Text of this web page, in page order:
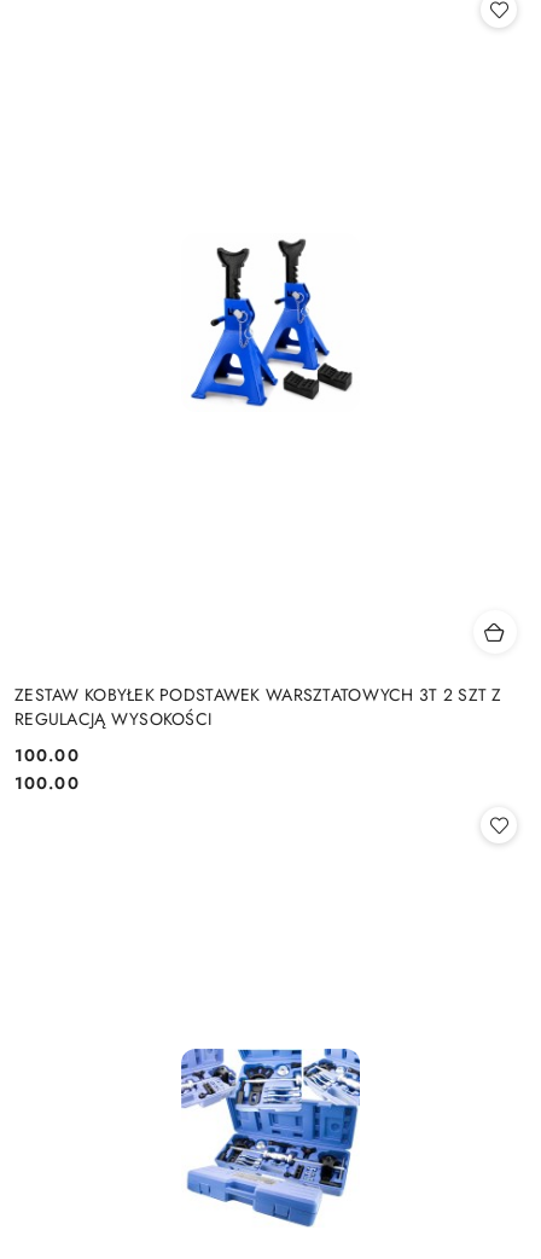
ZESTAW KOBYŁEK PODSTAWEK WARSZTATOWYCH 3T 2 SZT Z
REGULACJĄ WYSOKOŚCI
Cena:
100.00
Cena:
100.00